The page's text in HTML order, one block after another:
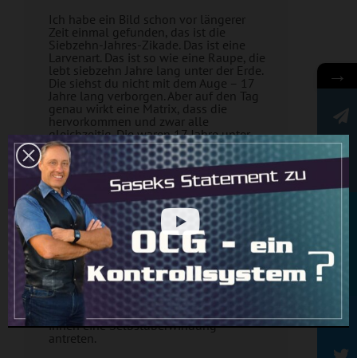
Ich habe ein Bild schon vor längerer
Zeit einmal gefunden, das ist die
Siebzehn-Jahres-Zikade. Das ist eine
Larvenart. Das ist so wie eine Raupe, die
lebt siebzehn Jahre lang unter der Erde.
Die siehst du nicht mit dem Auge – 17
Jahre lang verborgen. Aber auf den Tag
genau wirkt eine Matrix, dass die
hervorkommen und zwar alle
gleichzeitig. Die waren 17 Jahre unter
dem Boden und im gleichen Moment
(und zwar über Kilometer hinweg, über
Länder hinweg) kommen die plötzlich
alle hervor und streben an den Bäumen
hoch. Sie klettern hoch in die
Baumwipfel, fressen sich dort voll und
bekommen Flügel. Sie verwandeln sich,
siehst du. Und genau eine Analogie
dazu ist das, was ich sage: Das
geschieht hier auf allen sämtlichen
Ebenen auf der Erde. Jetzt ist so eine
Umwandlung im Gange, wo Menschen
in einer Überwinder-Matrix drin sind,
wo sie begreifen: Jeder muss nach
innen eine Selbstüberwindung
antreten.
→
Newsletter